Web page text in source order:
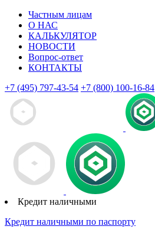
Частным лицам
О НАС
КАЛЬКУЛЯТОР
НОВОСТИ
Вопрос-ответ
КОНТАКТЫ
+7 (495) 797-43-54 +7 (800) 100-16-84
Кредит наличными
Кредит наличными по паспорту